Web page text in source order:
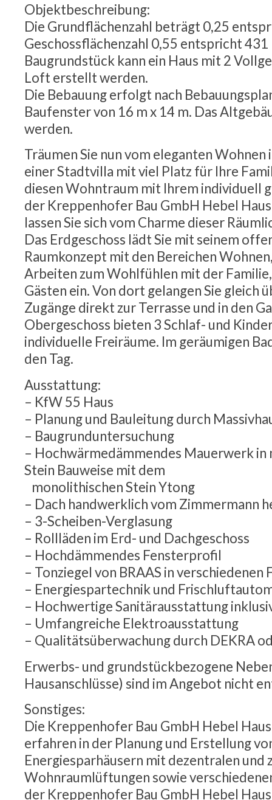
Objektbeschreibung:
Die Grundflächenzahl beträgt 0,25
Geschossflächenzahl 0,55 entspricht 431
Baugrundstück kann ein Haus mit 2
Loft erstellt werden.
Die Bebauung erfolgt nach
Baufenster von 16 m x 14 m. Das
werden.
Träumen Sie nun vom eleganten Wohnen
einer Stadtvilla mit viel Platz für Ihre
diesen Wohntraum mit Ihrem individuell
der Kreppenhofer Bau GmbH Hebel
lassen Sie sich vom Charme dieser
Das Erdgeschoss lädt Sie mit seinem
Raumkonzept mit den Bereichen
Arbeiten zum Wohlfühlen mit der
Gästen ein. Von dort gelangen Sie gleich
Zugänge direkt zur Terrasse und in den
Obergeschoss bieten 3 Schlaf- und
individuelle Freiräume. Im geräumigen
den Tag.
Ausstattung:
– KfW 55 Haus
– Planung und Bauleitung durch
– Baugrunduntersuchung
– Hochwärmedämmendes Mauerwerk in
Stein Bauweise mit dem
monolithischen Stein Ytong
– Dach handwerklich vom Zimmermann
– 3-Scheiben-Verglasung
– Rollläden im Erd- und Dachgeschoss
– Hochdämmendes Fensterprofil
– Tonziegel von BRAAS in verschiedenen
– Energiespartechnik und
– Hochwertige Sanitärausstattung
– Umfangreiche Elektroausstattung
– Qualitätsüberwachung durch DEKRA
Erwerbs- und grundstückbezogene
Hausanschlüsse) sind im Angebot nicht
Sonstiges:
Die Kreppenhofer Bau GmbH Hebel
erfahren in der Planung und Erstellung
Energiesparhäusern mit dezentralen und
Wohnraumlüftungen sowie
der Kreppenhofer Bau GmbH Hebel